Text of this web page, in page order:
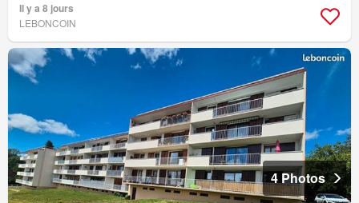
Il y a 8 jours
LEBONCOIN
4 Photos